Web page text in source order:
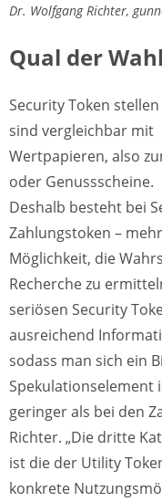
Dr. Wolfgang Richter,
Qual der Wahl
Security Token
sind vergleichbar mit
Wertpapieren, also
oder Genussscheine.
Deshalb besteht bei
Zahlungstoken – mehr
Möglichkeit, die
Recherche zu
seriösen Security
ausreichend
sodass man sich ein
Spekulationselement
geringer als bei den
Richter. „Die dritte
ist die der Utility
konkrete